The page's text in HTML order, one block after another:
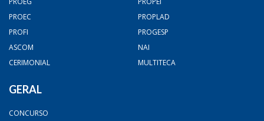
PROEC
PROPLAD
PROFI
PROGESP
ASCOM
NAI
CERIMONIAL
MULTITECA
GERAL
CONCURSO